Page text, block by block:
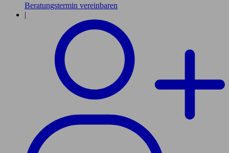
Beratungstermin vereinbaren
|